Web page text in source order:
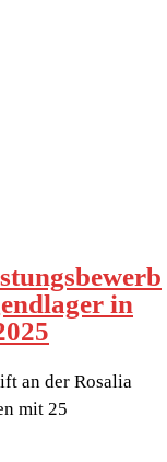
in
an der Rosalia
mit 25